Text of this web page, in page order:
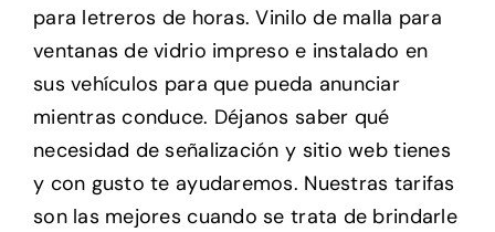
para letreros de horas. Vinilo de malla para
ventanas de vidrio impreso e instalado en
sus vehículos para que pueda anunciar
mientras conduce. Déjanos saber qué
necesidad de señalización y sitio web tienes
y con gusto te ayudaremos. Nuestras tarifas
son las mejores cuando se trata de brindarle